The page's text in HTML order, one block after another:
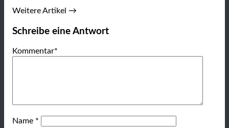
Weitere Artikel →
Schreibe eine Antwort
Kommentar*
Name *